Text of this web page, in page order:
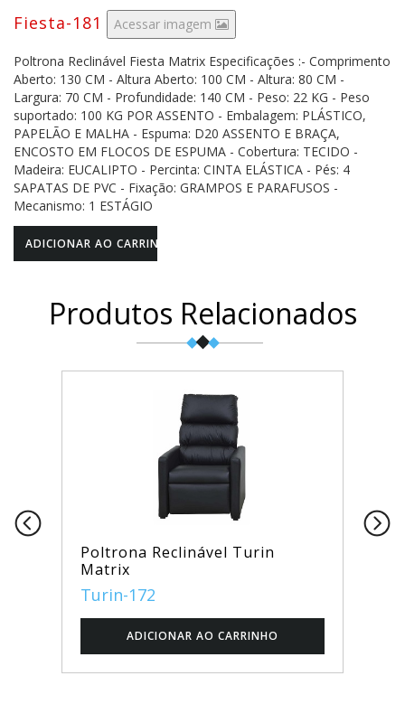
Fiesta-181 Acessar imagem
Poltrona Reclinável Fiesta Matrix Especificações :- Comprimento
Aberto: 130 CM - Altura Aberto: 100 CM - Altura: 80 CM -
Largura: 70 CM - Profundidade: 140 CM - Peso: 22 KG - Peso
suportado: 100 KG POR ASSENTO - Embalagem: PLÁSTICO,
PAPELÃO E MALHA - Espuma: D20 ASSENTO E BRAÇA,
ENCOSTO EM FLOCOS DE ESPUMA - Cobertura: TECIDO -
Madeira: EUCALIPTO - Percinta: CINTA ELÁSTICA - Pés: 4
SAPATAS DE PVC - Fixação: GRAMPOS E PARAFUSOS -
Mecanismo: 1 ESTÁGIO
Produtos Relacionados
Poltrona Reclinável Turin
Matrix
Turin-172